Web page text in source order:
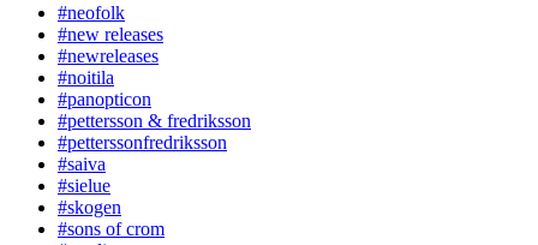
#neofolk
#new releases
#newreleases
#noitila
#panopticon
#pettersson & fredriksson
#petterssonfredriksson
#saiva
#sielue
#skogen
#sons of crom